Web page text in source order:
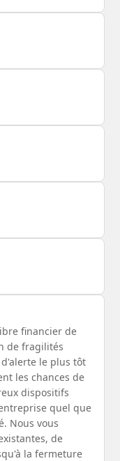
financier de
de fragilités
le plus tôt
les chances de
dispositifs
quel que
Nous vous
de
la fermeture